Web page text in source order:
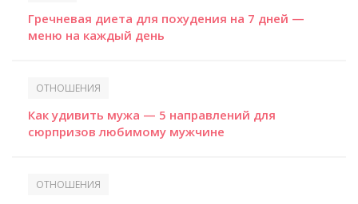
Гречневая диета для похудения на 7 дней —
меню на каждый день
ОТНОШЕНИЯ
Как удивить мужа — 5 направлений для
сюрпризов любимому мужчине
ОТНОШЕНИЯ